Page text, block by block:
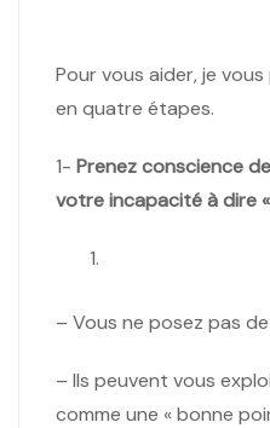
Pour vous aider, je
en quatre étapes.
1- Prenez conscience
votre incapacité à dire
– Vous ne posez pas
– Ils peuvent vous
comme une « bonne